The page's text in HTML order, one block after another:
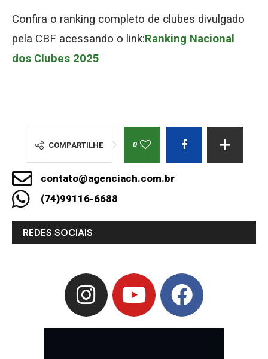
Confira o ranking completo de clubes divulgado
pela CBF acessando o link:Ranking Nacional
dos Clubes 2025
COMPARTILHE 0
contato@agenciach.com.br
(74)99116-6688
REDES SOCIAIS